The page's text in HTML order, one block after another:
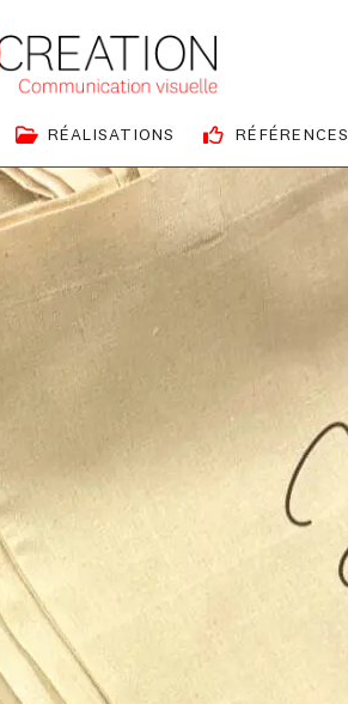
RÉALISATIONS RÉFÉRENCES